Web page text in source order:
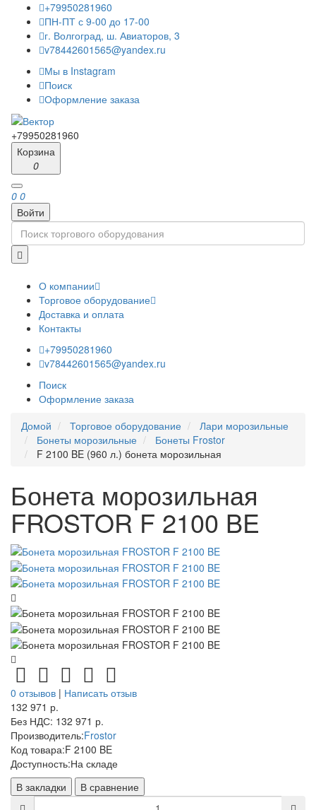
+79950281960
ПН-ПТ с 9-00 до 17-00
г. Волгоград, ш. Авиаторов, 3
v78442601565@yandex.ru
Мы в Instagram
Поиск
Оформление заказа
+79950281960
Корзина
0
0 0
Войти
О компании
Торговое оборудование
Доставка и оплата
Контакты
+79950281960
v78442601565@yandex.ru
Поиск
Оформление заказа
Домой
Торговое оборудование
Лари морозильные
Бонеты морозильные
Бонеты Frostor
F 2100 BE (960 л.) бонета морозильная
Бонета морозильная
FROSTOR F 2100 BE
0 отзывов | Написать отзыв
132 971 р.
Без НДС: 132 971 р.
Производитель:Frostor
Код товара:F 2100 BE
Доступность:На складе
В закладки
В сравнение